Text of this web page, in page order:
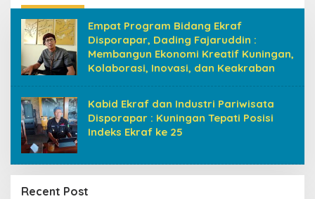
Empat Program Bidang Ekraf
Disporapar, Dading Fajaruddin :
Membangun Ekonomi Kreatif Kuningan,
Kolaborasi, Inovasi, dan Keakraban
Kabid Ekraf dan Industri Pariwisata
Disporapar : Kuningan Tepati Posisi
Indeks Ekraf ke 25
Recent Post